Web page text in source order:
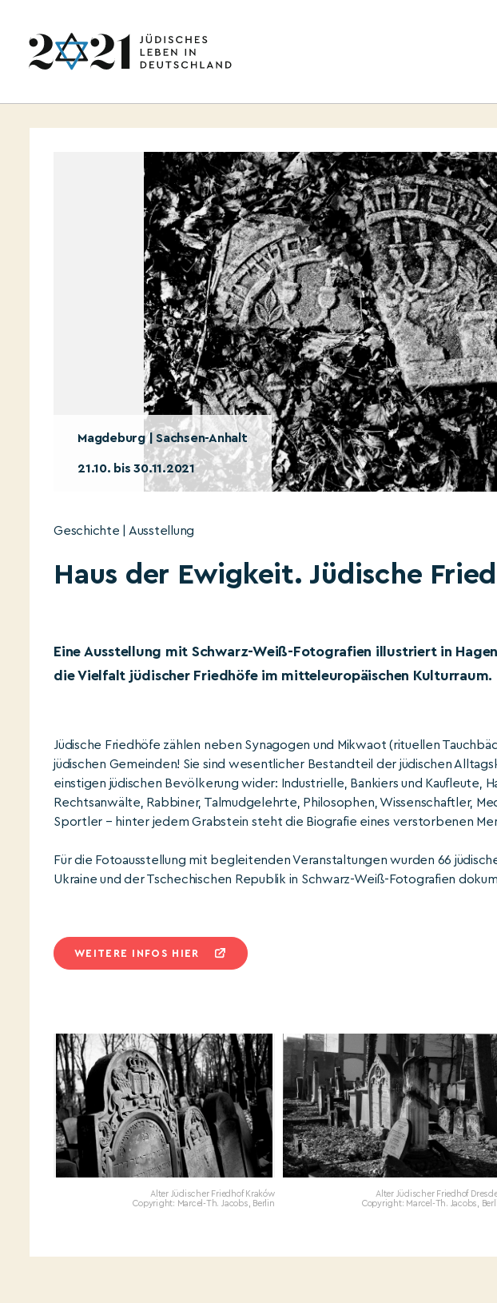
Magdeburg | Sachsen-Anhalt
21.10. bis 30.11.2021
Geschichte | Ausstellung
Haus der Ewigkeit. Jüdische
Eine Ausstellung mit Schwarz-Weiß-Fotografien illustriert in
die Vielfalt jüdischer Friedhöfe im mitteleuropäischen Kulturraum.
Jüdische Friedhöfe zählen neben Synagogen und Mikwaot (rituellen
jüdischen Gemeinden! Sie sind wesentlicher Bestandteil der jüdischen
einstigen jüdischen Bevölkerung wider: Industrielle, Bankiers und Kaufleute,
Rechtsanwälte, Rabbiner, Talmudgelehrte, Philosophen, Wissenschaftler,
Sportler – hinter jedem Grabstein steht die Biografie eines verstorbenen
Für die Fotoausstellung mit begleitenden Veranstaltungen wurden 66
Ukraine und der Tschechischen Republik in Schwarz-Weiß-Fotografien
WEITERE INFOS HIER
Alter Jüdischer Friedhof Kraków
Copyright: Marcel-Th. Jacobs, Berlin
Alter Jüdischer Friedhof
Copyright: Marcel-Th. Jacobs,